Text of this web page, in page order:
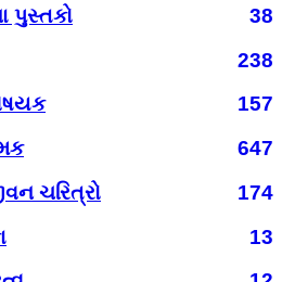
પુસ્તકો
38
238
157
647
ચરિત્રો
174
13